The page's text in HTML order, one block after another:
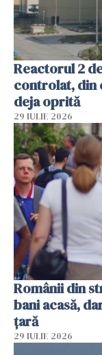
Reactorul 2
controlat, din
deja oprită
29 IULIE 2026
Românii din
bani acasă,
țară
29 IULIE 2026